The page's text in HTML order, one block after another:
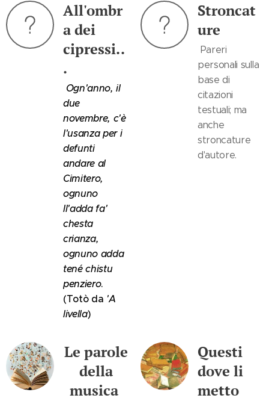
All'ombr
a dei
cipressi..
.
Ogn'anno, il
due
novembre, c'è
l'usanza per i
defunti
andare al
Cimitero,
ognuno
ll'adda fa'
chesta
crianza,
ognuno adda
tené chistu
penziero.
(Totò da 'A
livella)
Stroncat
ure
Pareri
personali sulla
base di
citazioni
testuali; ma
anche
stroncature
d'autore.
Le parole
della
musica
Questi
dove li
metto